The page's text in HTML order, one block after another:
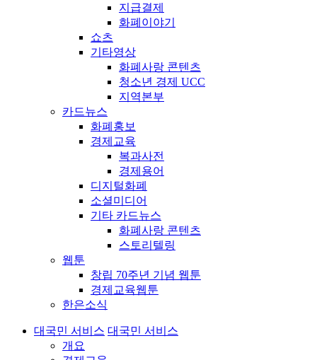
지급결제
화폐이야기
쇼츠
기타영상
화폐사랑 콘텐츠
청소년 경제 UCC
지역본부
카드뉴스
화폐홍보
경제교육
복과사전
경제용어
디지털화폐
소셜미디어
기타 카드뉴스
화폐사랑 콘텐츠
스토리텔링
웹툰
창립 70주년 기념 웹툰
경제교육웹툰
한은소식
대국민 서비스 대국민 서비스
개요